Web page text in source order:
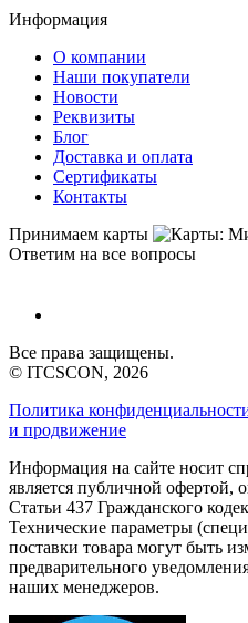
Информация
О компании
Наши покупатели
Новости
Реквизиты
Блог
Доставка и оплата
Сертификаты
Контакты
Принимаем карты
Ответим на все вопросы
Все права защищены.
© ITCSCON, 2026
Политика
и продвижение
Информация на сайте носит
является публичной офертой,
Статьи 437 Гражданского
Технические параметры
поставки товара могут быть
предварительного
наших менеджеров.